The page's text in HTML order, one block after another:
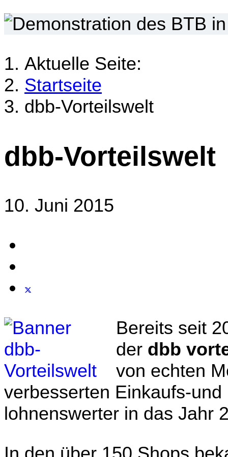
Aktuelle Seite:
Startseite
dbb-Vorteilswelt
dbb-Vorteilswelt
10. Juni 2015
Bereits seit
der dbb
von echten
verbesserten Einkaufs-
lohnenswerter in das Jahr